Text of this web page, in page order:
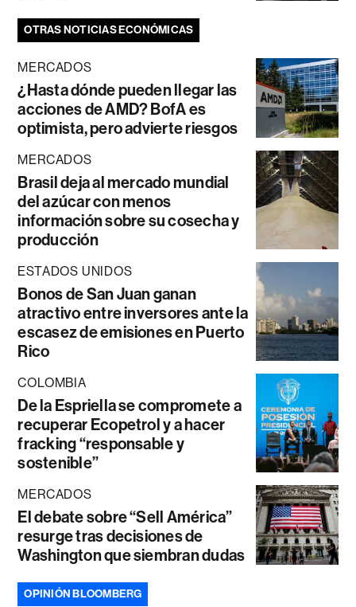
OTRAS NOTICIAS ECONÓMICAS
MERCADOS
¿Hasta dónde pueden llegar las
acciones de AMD? BofA es
optimista, pero advierte riesgos
MERCADOS
Brasil deja al mercado mundial
del azúcar con menos
información sobre su cosecha y
producción
ESTADOS UNIDOS
Bonos de San Juan ganan
atractivo entre inversores ante la
escasez de emisiones en Puerto
Rico
COLOMBIA
De la Espriella se compromete a
recuperar Ecopetrol y a hacer
fracking “responsable y
sostenible”
MERCADOS
El debate sobre “Sell América”
resurge tras decisiones de
Washington que siembran dudas
OPINIÓN BLOOMBERG